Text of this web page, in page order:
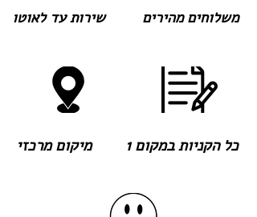
שירות עד לאוטו
מיקום מרכזי
משלוחים מהירים
כל הקניות במקום 1